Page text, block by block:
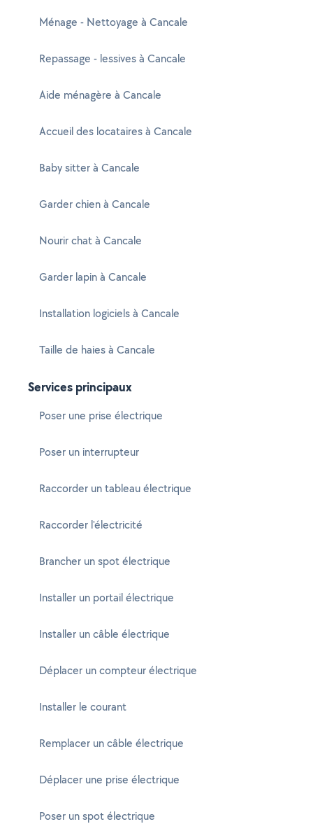
Ménage - Nettoyage à Cancale
Repassage - lessives à Cancale
Aide ménagère à Cancale
Accueil des locataires à Cancale
Baby sitter à Cancale
Garder chien à Cancale
Nourir chat à Cancale
Garder lapin à Cancale
Installation logiciels à Cancale
Taille de haies à Cancale
Services principaux
Poser une prise électrique
Poser un interrupteur
Raccorder un tableau électrique
Raccorder l'électricité
Brancher un spot électrique
Installer un portail électrique
Installer un câble électrique
Déplacer un compteur électrique
Installer le courant
Remplacer un câble électrique
Déplacer une prise électrique
Poser un spot électrique